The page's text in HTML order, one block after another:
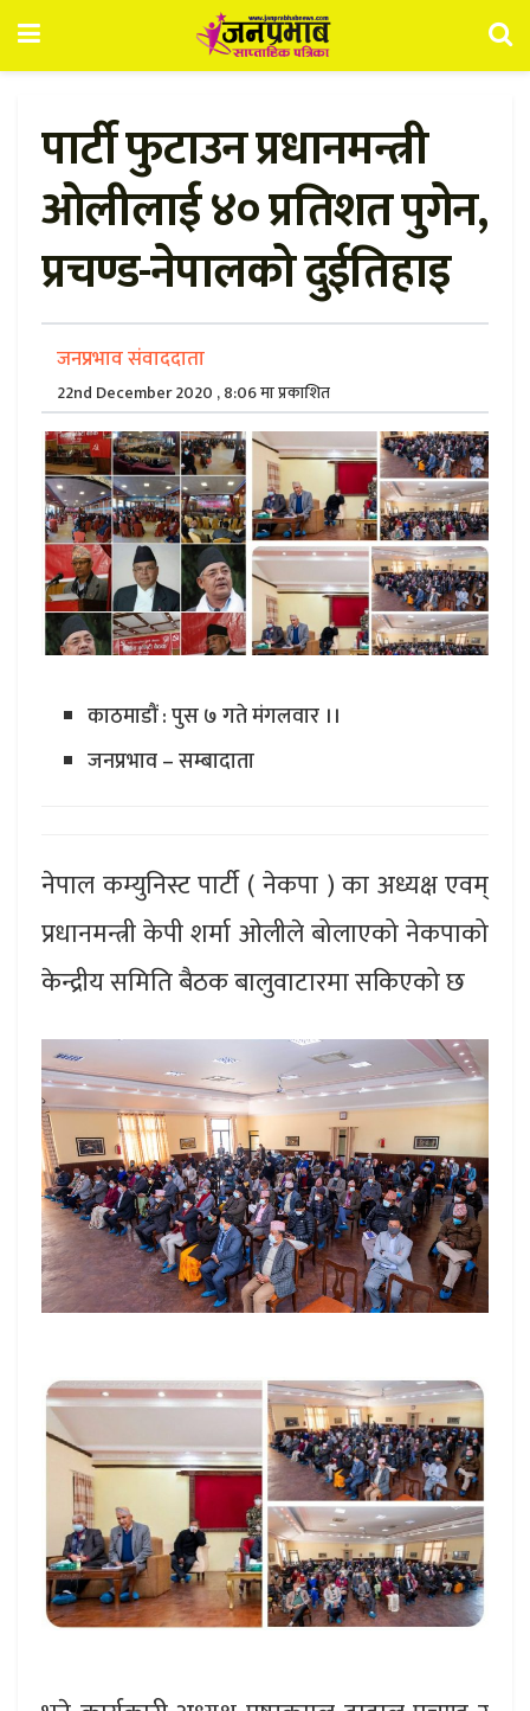
पार्टी फुटाउन प्रधानमन्त्री
ओलीलाई ४० प्रतिशत पुगेन,
प्रचण्ड-नेपालको दुईतिहाइ
जनप्रभाव संवाददाता
22nd December 2020 , 8:06 मा प्रकाशित
काठमाडौं : पुस ७ गते मंगलवार ।।
जनप्रभाव – सम्बादाता
नेपाल कम्युनिस्ट पार्टी ( नेकपा ) का अध्यक्ष एवम्
प्रधानमन्त्री केपी शर्मा ओलीले बोलाएको नेकपाको
केन्द्रीय समिति बैठक बालुवाटारमा सकिएको छ